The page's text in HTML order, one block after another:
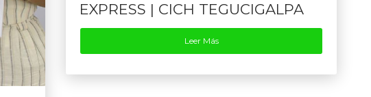
EXPRESS | CICH TEGUCIGALPA
Leer Más